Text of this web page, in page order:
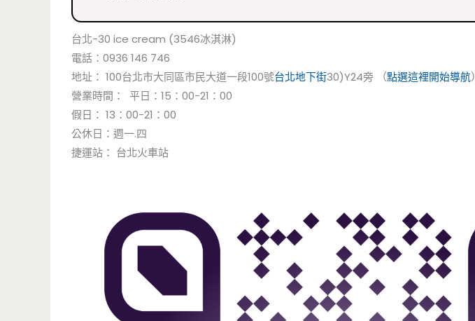
台北-30 ice cream (3546冰淇淋)
電話：0936 146 746
地址： 100台北市大同區市民大道一段100號台北地下街30)Y24旁 （點選這裡開始導航）
營業時間： 平日：15：00-21：00
假日： 13：00-21：00
公休日：週一.四
捷運站： 台北火車站